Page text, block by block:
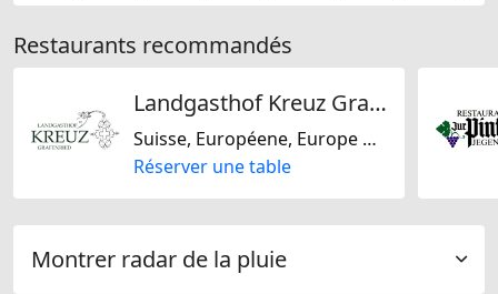
Restaurants recommandés
Landgasthof Kreuz Grafenried GmbH
Suisse, Européene, Europe Centrale
Réserver une table
Montrer radar de la pluie